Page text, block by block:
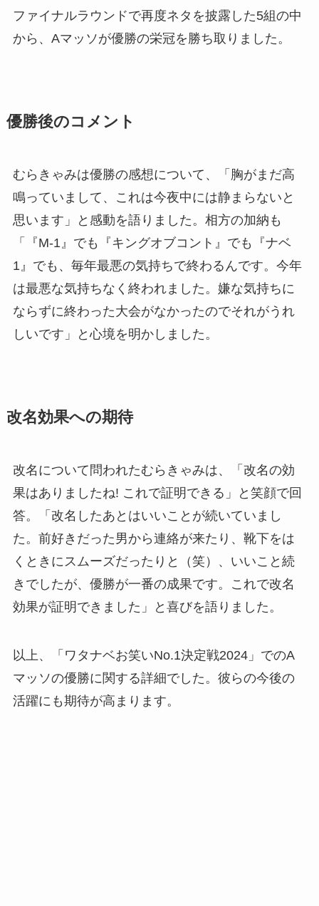
ファイナルラウンドで再度ネタを披露した5組の中
から、Aマッソが優勝の栄冠を勝ち取りました。
優勝後のコメント
むらきゃみは優勝の感想について、「胸がまだ高
鳴っていまして、これは今夜中には静まらないと
思います」と感動を語りました。相方の加納も
「『M-1』でも『キングオブコント』でも『ナベ
1』でも、毎年最悪の気持ちで終わるんです。今年
は最悪な気持ちなく終われました。嫌な気持ちに
ならずに終わった大会がなかったのでそれがうれ
しいです」と心境を明かしました。
改名効果への期待
改名について問われたむらきゃみは、「改名の効
果はありましたね! これで証明できる」と笑顔で回
答。「改名したあとはいいことが続いていまし
た。前好きだった男から連絡が来たり、靴下をは
くときにスムーズだったりと（笑）、いいこと続
きでしたが、優勝が一番の成果です。これで改名
効果が証明できました」と喜びを語りました。
以上、「ワタナベお笑いNo.1決定戦2024」でのA
マッソの優勝に関する詳細でした。彼らの今後の
活躍にも期待が高まります。